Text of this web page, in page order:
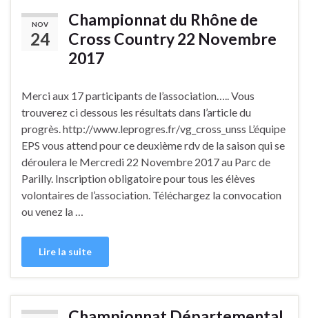
NOV
24
Championnat du Rhône de
Cross Country 22 Novembre
2017
Merci aux 17 participants de l’association….. Vous
trouverez ci dessous les résultats dans l’article du
progrès. http://www.leprogres.fr/vg_cross_unss L’équipe
EPS vous attend pour ce deuxième rdv de la saison qui se
déroulera le Mercredi 22 Novembre 2017 au Parc de
Parilly. Inscription obligatoire pour tous les élèves
volontaires de l’association. Téléchargez la convocation
ou venez la …
Lire la suite